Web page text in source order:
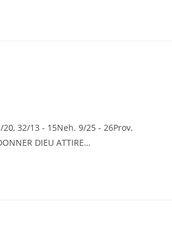
32/13 - 15Neh. 9/25 - 26Prov.
DIEU ATTIRE…